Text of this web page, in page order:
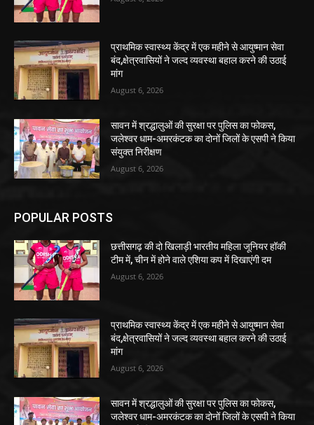
प्राथमिक स्वास्थ्य केंद्र में एक महीने से आयुष्मान सेवा
बंद,क्षेत्रवासियों ने जल्द व्यवस्था बहाल करने की उठाई
मांग
August 6, 2026
सावन में श्रद्धालुओं की सुरक्षा पर पुलिस का फोकस,
जलेश्वर धाम-अमरकंटक का दोनों जिलों के एसपी ने किया
संयुक्त निरीक्षण
August 6, 2026
POPULAR POSTS
छत्तीसगढ़ की दो खिलाड़ी भारतीय महिला जूनियर हॉकी
टीम में, चीन में होने वाले एशिया कप में दिखाएंगी दम
August 6, 2026
प्राथमिक स्वास्थ्य केंद्र में एक महीने से आयुष्मान सेवा
बंद,क्षेत्रवासियों ने जल्द व्यवस्था बहाल करने की उठाई
मांग
August 6, 2026
सावन में श्रद्धालुओं की सुरक्षा पर पुलिस का फोकस,
जलेश्वर धाम-अमरकंटक का दोनों जिलों के एसपी ने किया